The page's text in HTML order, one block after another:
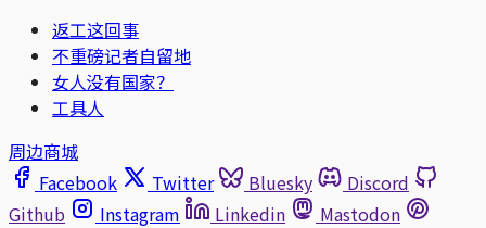
返工这回事
不重磅记者自留地
女人没有国家？
工具人
周边商城
Facebook
Twitter Bluesky
Discord
Github
Instagram Linkedin
Mastodon